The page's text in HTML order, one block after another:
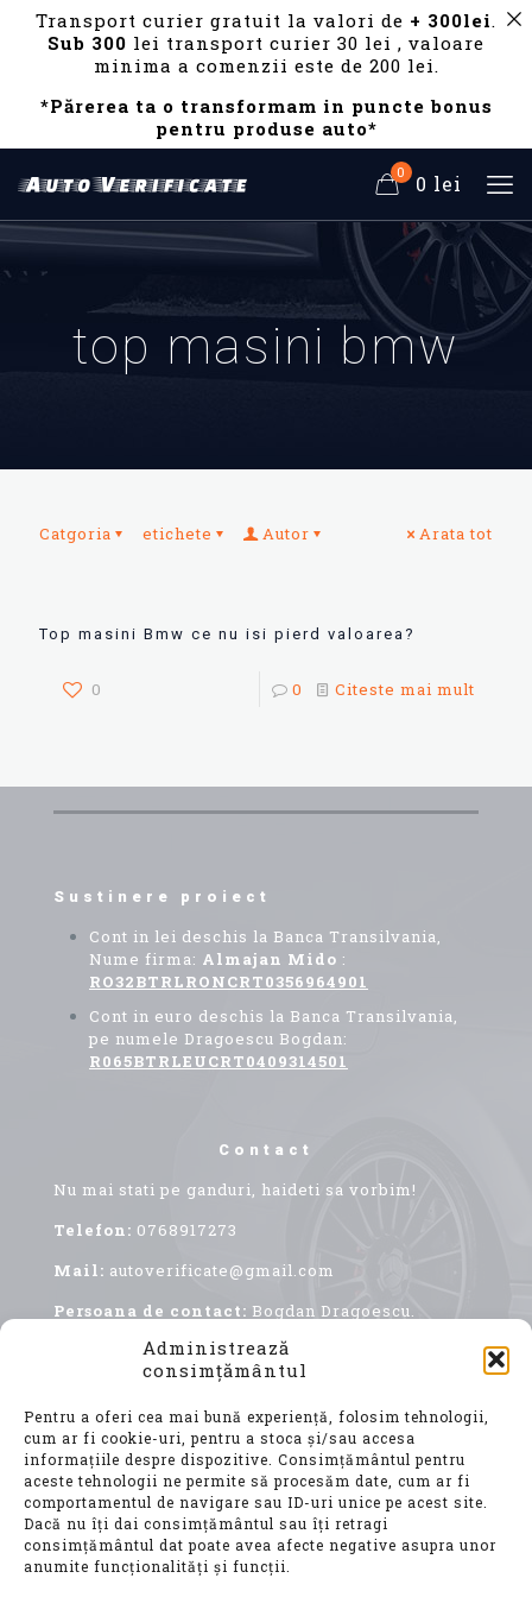
Transport curier gratuit la valori de + 300lei.
Sub 300 lei transport curier 30 lei , valoare
minima a comenzii este de 200 lei.
*Părerea ta o transformam in puncte bonus
pentru produse auto*
Administrează
consimțământul
Pentru a oferi cea mai bună experiență, folosim tehnologii,
cum ar fi cookie-uri, pentru a stoca și/sau accesa
informațiile despre dispozitive. Consimțământul pentru
aceste tehnologii ne permite să procesăm date, cum ar fi
comportamentul de navigare sau ID-uri unice pe acest site.
Dacă nu îți dai consimțământul sau îți retragi
consimțământul dat poate avea afecte negative asupra unor
anumite funcționalități și funcții.
0 0 lei
top masini bmw
Catgoria etichete Autor Arata tot
Top masini Bmw ce nu isi pierd valoarea?
0 0 Citeste mai mult
Sustinere proiect
Cont in lei deschis la Banca Transilvania,
Nume firma: Almajan Mido :
RO32BTRLRONCRT0356964901
Cont in euro deschis la Banca Transilvania,
pe numele Dragoescu Bogdan:
R065BTRLEUCRT0409314501
Contact
Nu mai stati pe ganduri, haideti sa vorbim!
Telefon: 0768917273
Mail: autoverificate@gmail.com
Persoana de contact: Bogdan Dragoescu.
Achiziționarea unui autoturism second hand, este
o decizie importantă, care implică nu doar o
investiție financiară considerabilă, ci și o
alegere ce vă va influența confortul, siguranța și